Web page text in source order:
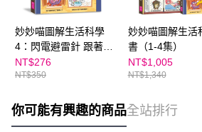
妙妙喵圖解生活科學
4：閃電避雷針 跟著妙
妙喵和跳跳蟲用圖像思
考，破解生活大小問！
NT$276
NT$350
妙妙喵圖解生活
書（1-4集）
NT$1,005
NT$1,340
你可能有興趣的商品全站排行